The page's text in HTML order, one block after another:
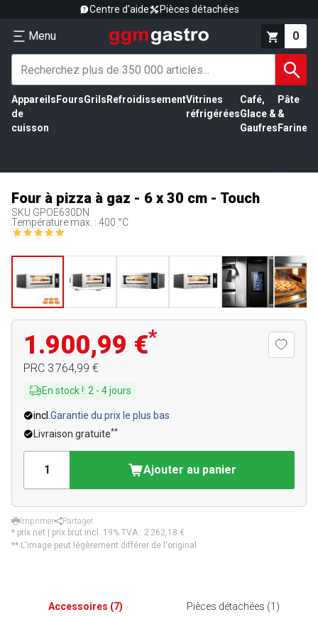
Centre d'aide Pièces détachées
Menu 0
Appareils
de
cuisson
FoursGrils RefroidissementVitrines
réfrigérées
Café,
Glace &
Gaufres
Pâte
&
Farine
Four à pizza à gaz - 6 x 30 cm - Touch
SKU GPOE630DN
Température max. : 400 °C
1.900,99 €*
PRC 3 764,99 €
En stock !: 2 - 4jours
incl. Garantie du prix le plus bas
Livraison gratuite**
Ajouter au panier
Imprimer
Partager
* prix net | prix brut incl. 19% TVA : 2 262,18 €
** L'image peut légèrement différer de l'original.
Accessoires (7) Pièces détachées (1 )